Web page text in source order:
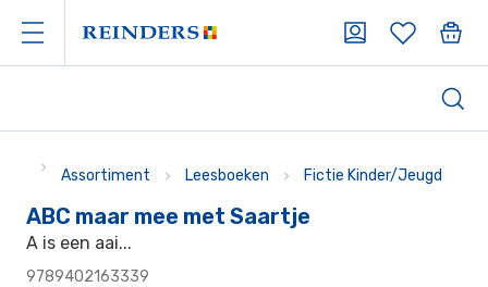
Assortiment Leesboeken Fictie Kinder/Jeugd
ABC maar mee met Saartje
A is een aai...
9789402163339